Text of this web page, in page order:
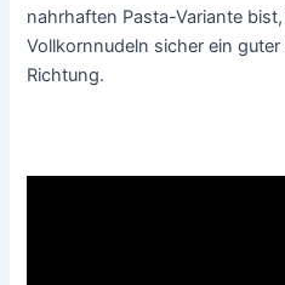
nahrhaften Pasta-Variante
Vollkornnudeln sicher ein
Richtung.